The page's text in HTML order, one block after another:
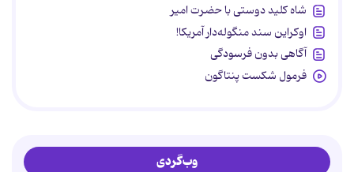
شاه کلید دوستی با حضرت امیر
اوکراین سند منگوله‌دار آمریکا!
آگاهی بدون فرسودگی
فرمول شکست پنتاگون
وب‌گردی